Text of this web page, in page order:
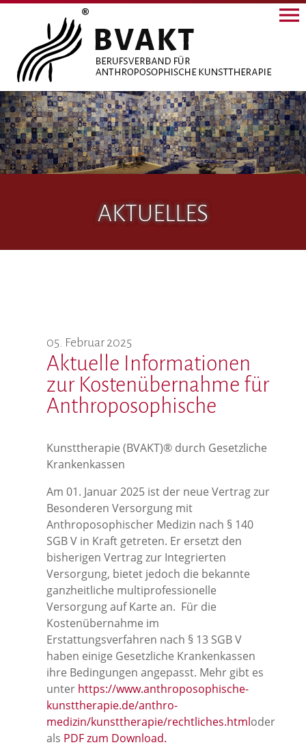
AKTUELLES
05. Februar 2025
Aktuelle Informationen
zur Kostenübernahme für
Anthroposophische
Kunsttherapie (BVAKT)® durch Gesetzliche
Krankenkassen
Am 01. Januar 2025 ist der neue Vertrag zur
Besonderen Versorgung mit
Anthroposophischer Medizin nach § 140
SGB V in Kraft getreten. Er ersetzt den
bisherigen Vertrag zur Integrierten
Versorgung, bietet jedoch die bekannte
ganzheitliche multiprofessionelle
Versorgung auf Karte an. Für die
Kostenübernahme im
Erstattungsverfahren nach § 13 SGB V
haben einige Gesetzliche Krankenkassen
ihre Bedingungen angepasst. Mehr gibt es
unter https://www.anthroposophische-
kunsttherapie.de/anthro-
medizin/kunsttherapie/rechtliches.htmloder
als PDF zum Download.